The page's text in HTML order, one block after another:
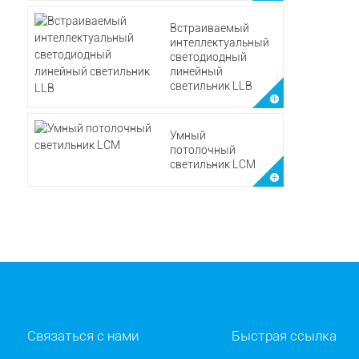
Встраиваемый
интеллектуальный
светодиодный
линейный
светильник LLB
Умный
потолочный
светильник LCM
Связаться с нами Быстрая ссылка